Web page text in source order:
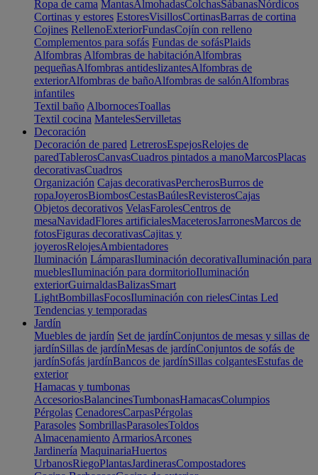
Ropa de cama MantasAlmohadasColchasSábanasNórdicos
Cortinas y estores EstoresVisillosCortinasBarras de cortina
Cojines RellenoExteriorFundasCojín con relleno
Complementos para sofás Fundas de sofásPlaids
Alfombras Alfombras de habitaciónAlfombras
pequeñasAlfombras antideslizantesAlfombras de
exteriorAlfombras de bañoAlfombras de salónAlfombras
infantiles
Textil baño AlbornocesToallas
Textil cocina MantelesServilletas
Decoración
Decoración de pared LetrerosEspejosRelojes de
paredTablerosCanvasCuadros pintados a manoMarcosPlacas
decorativasCuadros
Organización Cajas decorativasPercherosBurros de
ropaJoyerosBiombosCestasBaúlesRevisterosCajas
Objetos decorativos VelasFarolesCentros de
mesaNavidadFlores artificialesMaceterosJarronesMarcos de
fotosFiguras decorativasCajitas y
joyerosRelojesAmbientadores
Iluminación LámparasIluminación decorativaIluminación para
mueblesIluminación para dormitorioIluminación
exteriorGuirnaldasBalizasSmart
LightBombillasFocosIluminación con rielesCintas Led
Tendencias y temporadas
Jardín
Muebles de jardín Set de jardínConjuntos de mesas y sillas de
jardínSillas de jardínMesas de jardínConjuntos de sofás de
jardínSofás jardínBancos de jardínSillas colgantesEstufas de
exterior
Hamacas y tumbonas
AccesoriosBalancinesTumbonasHamacasColumpios
Pérgolas CenadoresCarpasPérgolas
Parasoles SombrillasParasolesToldos
Almacenamiento ArmariosArcones
Jardinería MaquinariaHuertos
UrbanosRiegoPlantasJardinerasCompostadores